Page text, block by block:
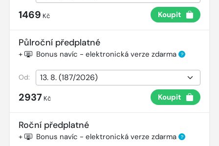
1469 Kč Koupit
Půlroční předplatné
+ Bonus navíc - elektronická verze zdarma ?
Od:
2937 Kč Koupit
Roční předplatné
+ Bonus navíc - elektronická verze zdarma ?